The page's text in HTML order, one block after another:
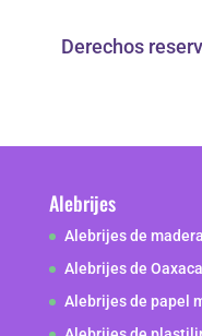
Derechos
Alebrijes
Alebrijes de madera
Alebrijes de Oaxaca
Alebrijes de papel